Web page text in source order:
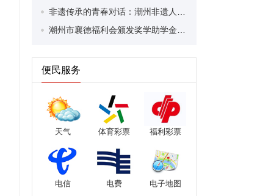
便民服务
天气 体育彩票 福利彩票
电信 电费 电子地图